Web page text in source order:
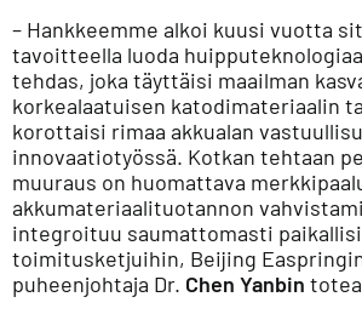
– Hankkeemme alkoi kuusi vuotta
tavoitteella luoda
tehdas, joka täyttäisi maailman
korkealaatuisen katodimateriaalin
korottaisi rimaa akkualan
innovaatiotyössä. Kotkan tehtaan
muuraus on huomattava
akkumateriaalituotannon
integroituu saumattomasti
toimitusketjuihin, Beijing
puheenjohtaja Dr. Chen Yanbin